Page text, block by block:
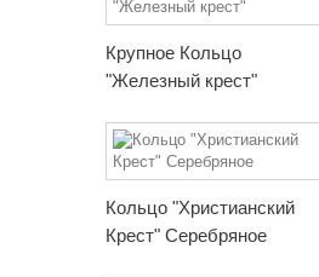
Крупное Кольцо
"Железный крест"
Кольцо "Христианский
Крест" Серебряное